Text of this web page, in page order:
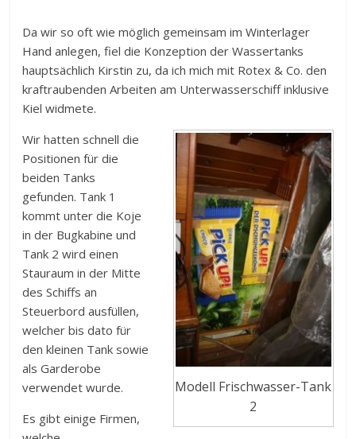
Da wir so oft wie möglich gemeinsam im Winterlager
Hand anlegen, fiel die Konzeption der Wassertanks
hauptsächlich Kirstin zu, da ich mich mit Rotex & Co. den
kraftraubenden Arbeiten am Unterwasserschiff inklusive
Kiel widmete.
Modell Frischwasser-Tank
2
Wir hatten schnell die
Positionen für die
beiden Tanks
gefunden. Tank 1
kommt unter die Koje
in der Bugkabine und
Tank 2 wird einen
Stauraum in der Mitte
des Schiffs an
Steuerbord ausfüllen,
welcher bis dato für
den kleinen Tank sowie
als Garderobe
verwendet wurde.
Es gibt einige Firmen,